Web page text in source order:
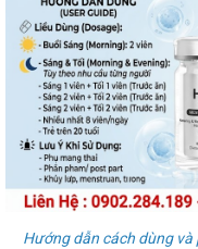
Hướng dẫn cách dùng